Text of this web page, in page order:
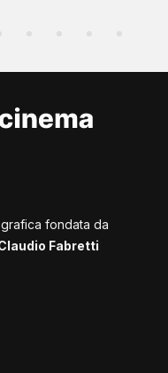
fondata da
Fabretti